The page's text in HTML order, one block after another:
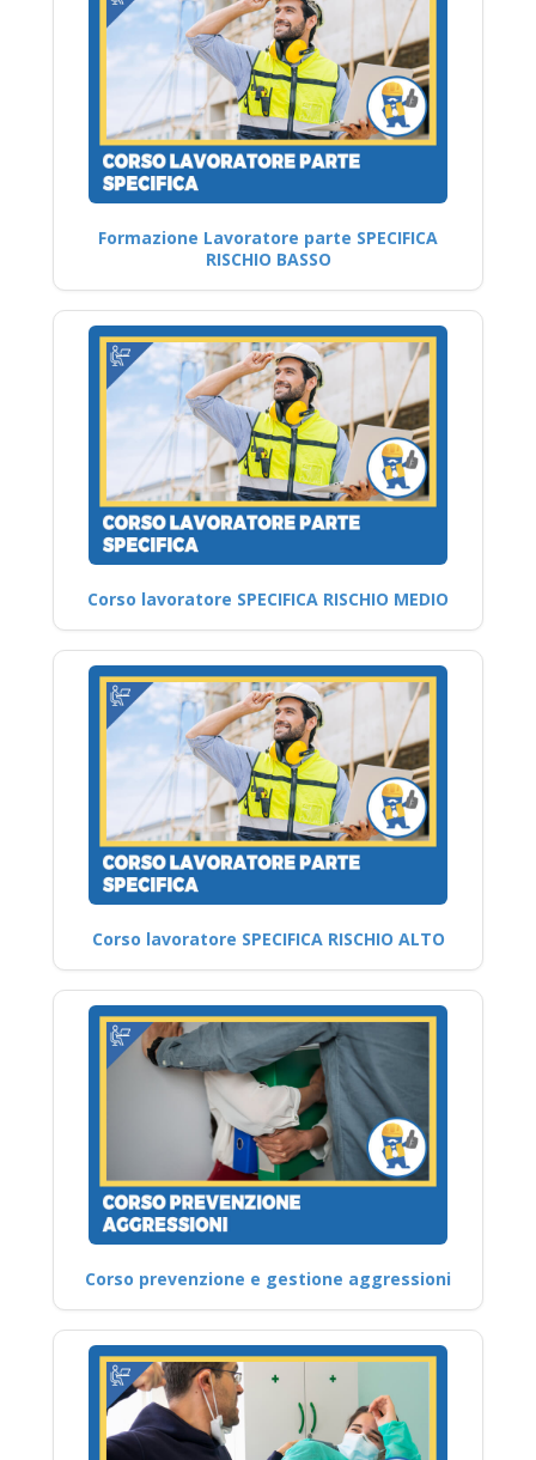
Formazione Lavoratore parte SPECIFICA
RISCHIO BASSO
Corso lavoratore SPECIFICA RISCHIO MEDIO
Corso lavoratore SPECIFICA RISCHIO ALTO
Corso prevenzione e gestione aggressioni